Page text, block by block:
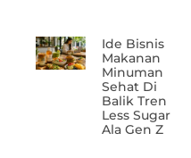
Ide Bisnis
Makanan
Minuman
Sehat Di
Balik Tren
Less Sugar
Ala Gen Z